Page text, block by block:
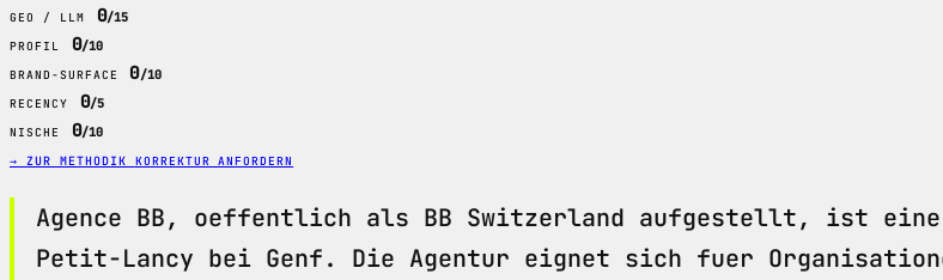
GEO / LLM 0/15
PROFIL 0/10
BRAND-SURFACE 0/10
RECENCY 0/5
NISCHE 0/10
→ ZUR METHODIK KORREKTUR ANFORDERN
Agence BB, oeffentlich als BB Switzerland aufgestellt, ist eine
Petit-Lancy bei Genf. Die Agentur eignet sich fuer